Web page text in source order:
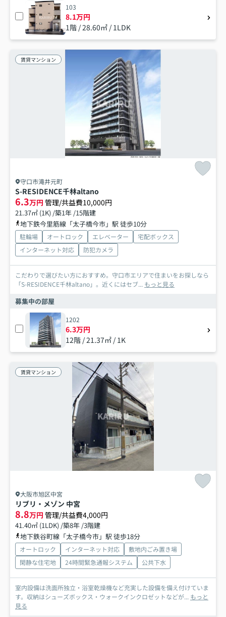
103
8.1万円
1階 / 28.60㎡ / 1LDK
賃貸マンション
守口市滝井元町
S-RESIDENCE千林altano
6.3万円 管理/共益費10,000円
21.37㎡ (1K) /築1年 /15階建
地下鉄今里筋線「太子橋今市」駅 徒歩10分
駐輪場 オートロック エレベーター
宅配ボックス
インターネット対応
防犯カメラ
こだわりで選びたい方におすすめ。守口市エリアで住まいをお探しなら
「S-RESIDENCE千林altano」。近くにはセブ... もっと見る
募集中の部屋
1202
6.3万円
12階 / 21.37㎡ / 1K
賃貸マンション
大阪市旭区中宮
リブリ・メゾン 中宮
8.8万円 管理/共益費4,000円
41.40㎡ (1LDK) /築8年 /3階建
地下鉄谷町線「太子橋今市」駅 徒歩18分
オートロック インターネット対応
敷地内ごみ置き場
閑静な住宅地
24時間緊急通報システム 公共下水
室内設備は洗面所独立・浴室乾燥機など充実した設備を備え付けていま
す。収納はシューズボックス・ウォークインクロゼットなどが... もっと
見る